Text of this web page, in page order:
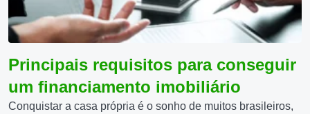
Principais requisitos para conseguir
um financiamento imobiliário
Conquistar a casa própria é o sonho de muitos brasileiros,